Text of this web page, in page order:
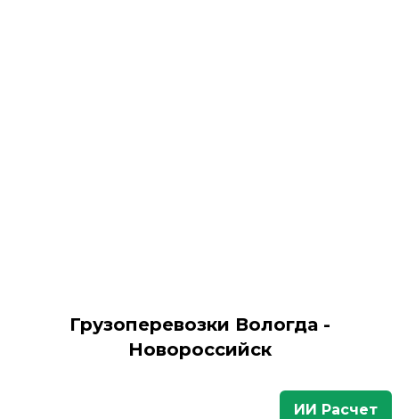
Грузоперевозки Вологда -
Новороссийск
ИИ Расчет